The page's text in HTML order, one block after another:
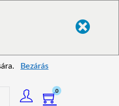
Bezárás
0